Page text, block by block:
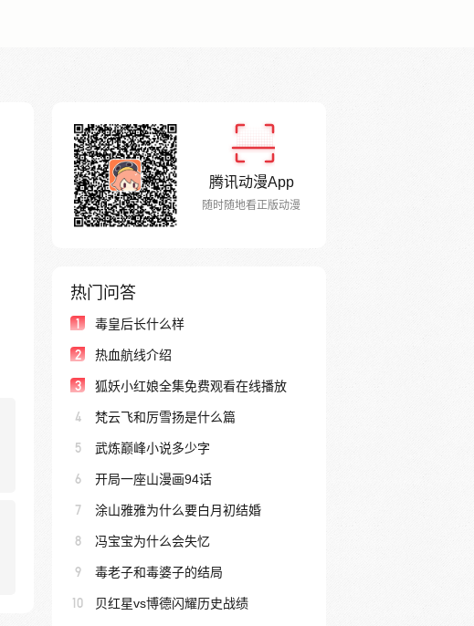
腾讯动漫App
随时随地看正版动漫
热门问答
1 毒皇后长什么样
2 热血航线介绍
3 狐妖小红娘全集免费观看在线播放
4 梵云飞和厉雪扬是什么篇
5 武炼巅峰小说多少字
6 开局一座山漫画94话
7 涂山雅雅为什么要白月初结婚
8 冯宝宝为什么会失忆
9 毒老子和毒婆子的结局
10 贝红星vs博德闪耀历史战绩